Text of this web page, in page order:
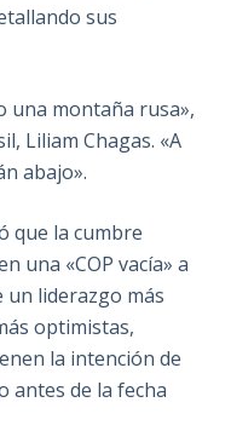
sus
una montaña rusa»,
Liliam Chagas. «A
abajo».
que la cumbre
una «COP vacía» a
un liderazgo más
optimistas,
la intención de
antes de la fecha